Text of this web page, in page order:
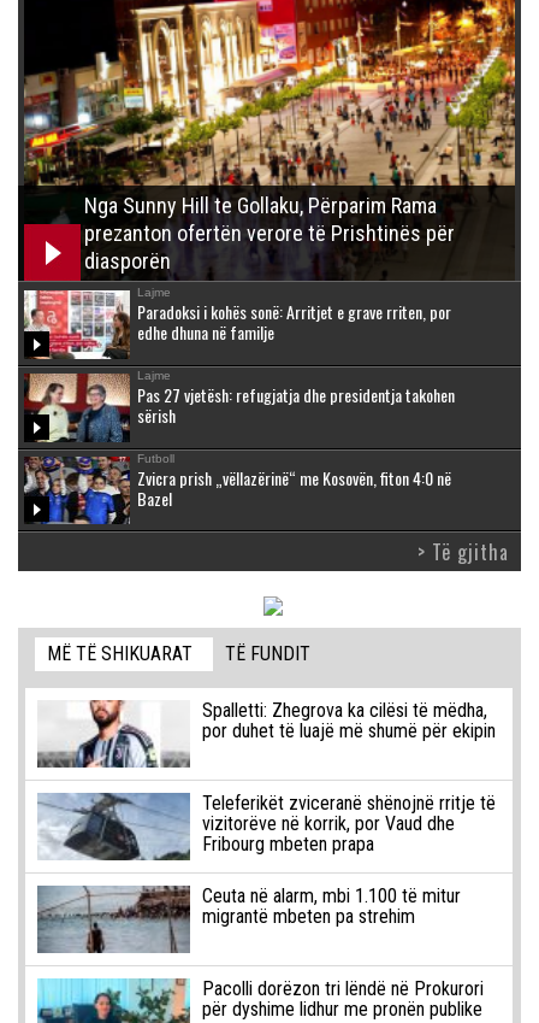
Nga Sunny Hill te Gollaku, Përparim Rama
prezanton ofertën verore të Prishtinës për
diasporën
Lajme
Paradoksi i kohës sonë: Arritjet e grave rriten, por
edhe dhuna në familje
Lajme
Pas 27 vjetësh: refugjatja dhe presidentja takohen
sërish
Futboll
Zvicra prish „vëllazërinë“ me Kosovën, fiton 4:0 në
Bazel
> Të gjitha
MË TË SHIKUARAT TË FUNDIT
Spalletti: Zhegrova ka cilësi të mëdha,
por duhet të luajë më shumë për ekipin
Teleferikët zviceranë shënojnë rritje të
vizitorëve në korrik, por Vaud dhe
Fribourg mbeten prapa
Ceuta në alarm, mbi 1.100 të mitur
migrantë mbeten pa strehim
Pacolli dorëzon tri lëndë në Prokurori
për dyshime lidhur me pronën publike